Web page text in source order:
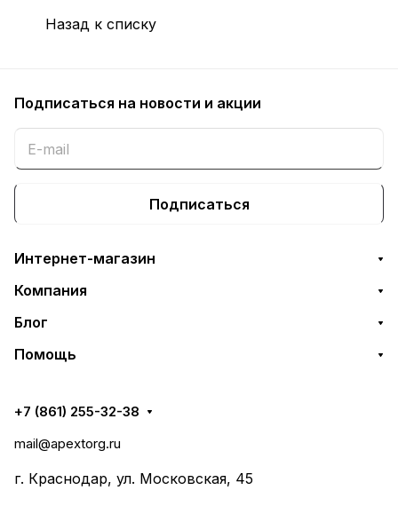
Назад к списку
Подписаться на новости и акции
Подписаться
Интернет-магазин
Компания
Блог
Помощь
+7 (861) 255-32-38
mail@apextorg.ru
г. Краснодар, ул. Московская, 45